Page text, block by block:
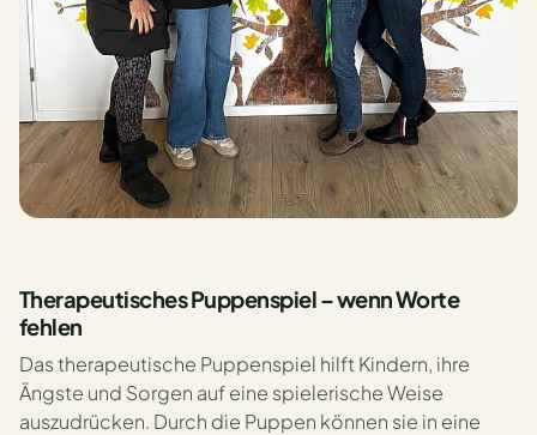
Therapeutisches Puppenspiel – wenn Worte
fehlen
Das therapeutische Puppenspiel hilft Kindern, ihre
Ängste und Sorgen auf eine spielerische Weise
auszudrücken. Durch die Puppen können sie in eine